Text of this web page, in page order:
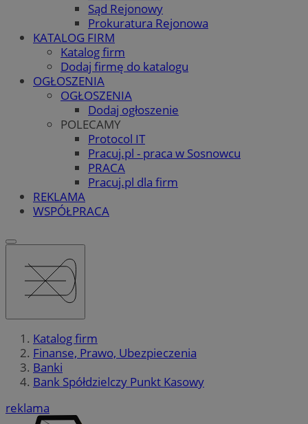
Sąd Rejonowy
Prokuratura Rejonowa
KATALOG FIRM
Katalog firm
Dodaj firmę do katalogu
OGŁOSZENIA
OGŁOSZENIA
Dodaj ogłoszenie
POLECAMY
Protocol IT
Pracuj.pl - praca w Sosnowcu
PRACA
Pracuj.pl dla firm
REKLAMA
WSPÓŁPRACA
Katalog firm
Finanse, Prawo, Ubezpieczenia
Banki
Bank Spółdzielczy Punkt Kasowy
reklama